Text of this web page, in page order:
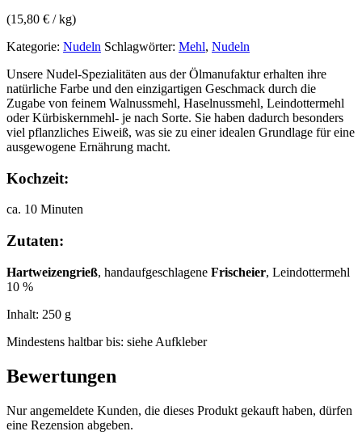
(15,80 € /kg)
Kategorie: Nudeln Schlagwörter: Mehl, Nudeln
Unsere Nudel-Spezialitäten aus der Ölmanufaktur erhalten ihre
natürliche Farbe und den einzigartigen Geschmack durch die
Zugabe von feinem Walnussmehl, Haselnussmehl, Leindottermehl
oder Kürbiskernmehl- je nach Sorte. Sie haben dadurch besonders
viel pflanzliches Eiweiß, was sie zu einer idealen Grundlage für eine
ausgewogene Ernährung macht.
Kochzeit:
ca. 10 Minuten
Zutaten:
Hartweizengrieß, handaufgeschlagene Frischeier, Leindottermehl
10 %
Inhalt: 250 g
Mindestens haltbar bis: siehe Aufkleber
Bewertungen
Nur angemeldete Kunden, die dieses Produkt gekauft haben, dürfen
eine Rezension abgeben.